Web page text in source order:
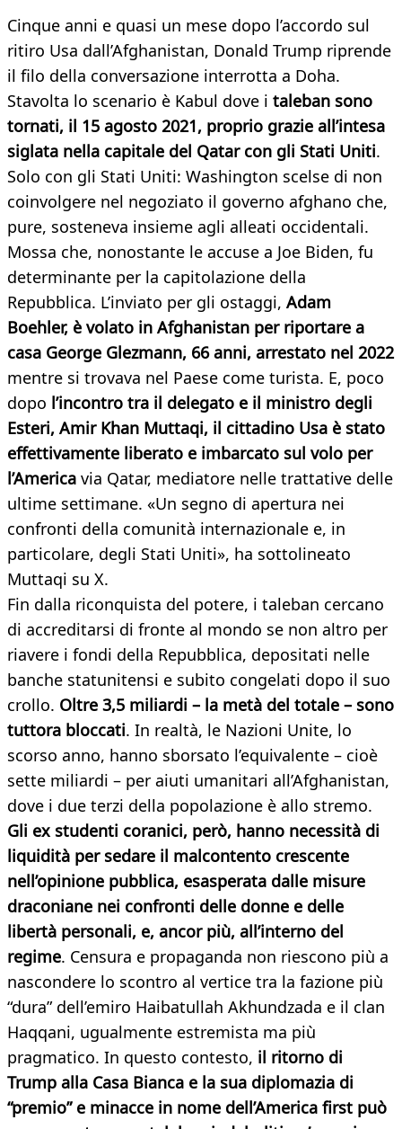
Cinque anni e quasi un mese dopo l’accordo sul
ritiro Usa dall’Afghanistan, Donald Trump riprende
il filo della conversazione interrotta a Doha.
Stavolta lo scenario è Kabul dove i taleban sono
tornati, il 15 agosto 2021, proprio grazie all’intesa
siglata nella capitale del Qatar con gli Stati Uniti.
Solo con gli Stati Uniti: Washington scelse di non
coinvolgere nel negoziato il governo afghano che,
pure, sosteneva insieme agli alleati occidentali.
Mossa che, nonostante le accuse a Joe Biden, fu
determinante per la capitolazione della
Repubblica. L’inviato per gli ostaggi, Adam
Boehler, è volato in Afghanistan per riportare a
casa George Glezmann, 66 anni, arrestato nel 2022
mentre si trovava nel Paese come turista. E, poco
dopo l’incontro tra il delegato e il ministro degli
Esteri, Amir Khan Muttaqi, il cittadino Usa è stato
effettivamente liberato e imbarcato sul volo per
l’America via Qatar, mediatore nelle trattative delle
ultime settimane. «Un segno di apertura nei
confronti della comunità internazionale e, in
particolare, degli Stati Uniti», ha sottolineato
Muttaqi su X.
Fin dalla riconquista del potere, i taleban cercano
di accreditarsi di fronte al mondo se non altro per
riavere i fondi della Repubblica, depositati nelle
banche statunitensi e subito congelati dopo il suo
crollo. Oltre 3,5 miliardi – la metà del totale – sono
tuttora bloccati. In realtà, le Nazioni Unite, lo
scorso anno, hanno sborsato l’equivalente – cioè
sette miliardi – per aiuti umanitari all’Afghanistan,
dove i due terzi della popolazione è allo stremo.
Gli ex studenti coranici, però, hanno necessità di
liquidità per sedare il malcontento crescente
nell’opinione pubblica, esasperata dalle misure
draconiane nei confronti delle donne e delle
libertà personali, e, ancor più, all’interno del
regime. Censura e propaganda non riescono più a
nascondere lo scontro al vertice tra la fazione più
“dura” dell’emiro Haibatullah Akhundzada e il clan
Haqqani, ugualmente estremista ma più
pragmatico. In questo contesto, il ritorno di
Trump alla Casa Bianca e la sua diplomazia di
“premio” e minacce in nome dell’America first può